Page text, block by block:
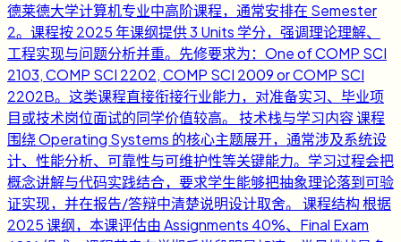
德莱德大学计算机专业中高阶课程，通常安排在 Semester
2。课程按 2025 年课纲提供 3 Units 学分，强调理论理解、
工程实现与问题分析并重。先修要求为：One of COMP SCI
2103, COMP SCI 2202, COMP SCI 2009 or COMP SCI
2202B。这类课程直接衔接行业能力，对准备实习、毕业项
目或技术岗位面试的同学价值较高。 技术栈与学习内容 课程
围绕 Operating Systems 的核心主题展开，通常涉及系统设
计、性能分析、可靠性与可维护性等关键能力。学习过程会把
概念讲解与代码实践结合，要求学生能够把抽象理论落到可验
证实现，并在报告/答辩中清楚说明设计取舍。 课程结构 根据
2025 课纲，本课评估由 Assignments 40%、Final Exam